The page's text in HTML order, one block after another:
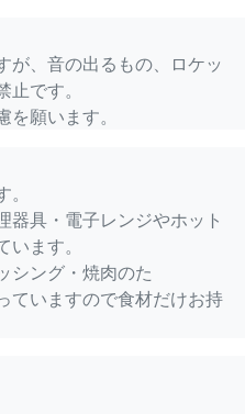
が、音の出るもの、ロケッ
です。
願います。
器具・電子レンジやホット
ます。
シング・焼肉のた
ていますので食材だけお持